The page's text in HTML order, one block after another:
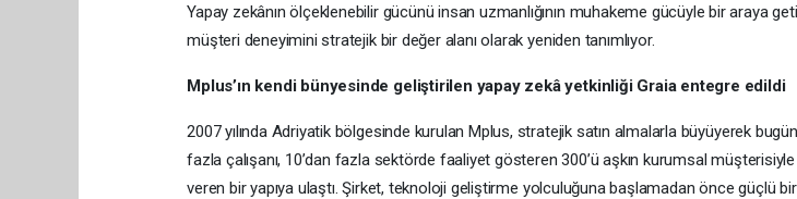
Yapay zekânın ölçeklenebilir gücünü insan uzmanlığının muhakeme gücüyle bir araya
müşteri deneyimini stratejik bir değer alanı olarak yeniden tanımlıyor.
Mplus’ın kendi bünyesinde geliştirilen yapay zekâ yetkinliği Graia entegre edildi
2007 yılında Adriyatik bölgesinde kurulan Mplus, stratejik satın almalarla büyüyerek
fazla çalışanı, 10’dan fazla sektörde faaliyet gösteren 300’ü aşkın kurumsal
veren bir yapıya ulaştı. Şirket, teknoloji geliştirme yolculuğuna başlamadan önce güçlü